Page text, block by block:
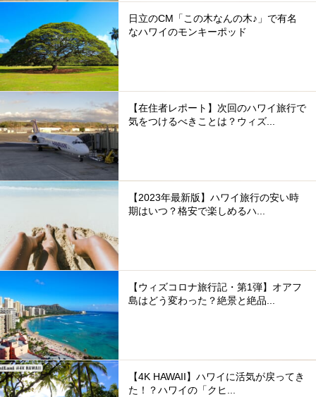
日立のCM「この木なんの木♪」で有名
なハワイのモンキーポッド
【在住者レポート】次回のハワイ旅行で
気をつけるべきことは？ウィズ...
【2023年最新版】ハワイ旅行の安い時
期はいつ？格安で楽しめるハ...
【ウィズコロナ旅行記・第1弾】オアフ
島はどう変わった？絶景と絶品...
【4K HAWAII】ハワイに活気が戻ってき
た！？ハワイの「クヒ...